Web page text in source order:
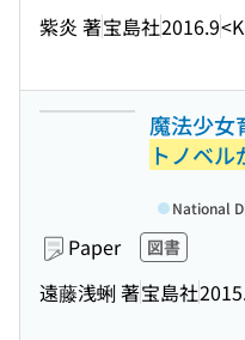
紫炎 著宝島社2016.9
魔法少女
トノベ
Paper 図書
遠藤浅蜊 著宝島社
National